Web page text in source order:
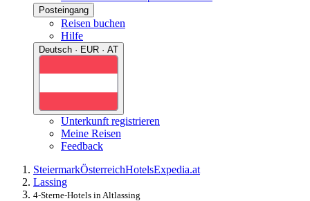
Posteingang
Reisen buchen
Hilfe
Deutsch · EUR · AT
Unterkunft registrieren
Meine Reisen
Feedback
SteiermarkÖsterreichHotelsExpedia.at
Lassing
4-Sterne-Hotels in Altlassing